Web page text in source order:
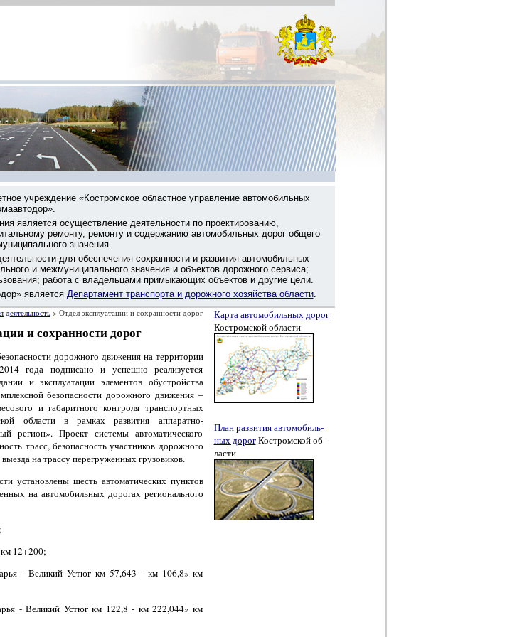
учреждение «Костромское областное управление автомобильных
является осуществление деятельности по проектированию,
ремонту, ремонту и содержанию автомобильных дорог общего
значения.
для обеспечения сохранности и развития автомобильных
и межмуниципального значения и объектов дорожного сервиса;
работа с владельцами примыкающих объектов и другие цели.
является Департамент транспорта и дорожного хозяйства области.
деятельность> Отдел эксплуатации и сохранности дорог
и сохранности дорог
дорожного движения на территории
года подписано и успешно реализуется
и эксплуатации элементов обустройства
безопасности дорожного движения –
и габаритного контроля транспортных
области в рамках развития аппаратно-
регион». Проект системы автоматического
трасс, безопасность участников дорожного
на трассу перегруженных грузовиков.
установлены шесть автоматических пунктов
на автомобильных дорогах регионального
12+200;
- Великий Устюг км 57,643 - км 106,8» км
- Великий Устюг км 122,8 - км 222,044» км
Карта авто­мо­биль­ных до­рог
Кост­ром­ской об­лас­ти
План раз­ви­тия авто­мо­биль­
ных до­рогКост­ром­ской об­
лас­ти